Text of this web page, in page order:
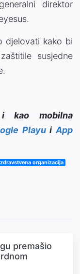
direktor
djelovati kako bi
susjedne
i kao mobilna
PlayuiApp
organizacija
premašio